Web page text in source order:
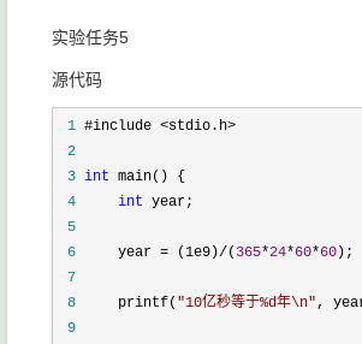
实验任务5
源代码
1
2
3 int
4
int
5
6
     year = (1e9)/(
365*24*60*60
7
8
     printf(
"10亿秒等于%d年\n"
9